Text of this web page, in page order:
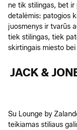
ne tik stilingas, bet
detalėmis: patogios
juosmenys ir tvarūs
tiek stilingas, tiek
skirtingais miesto
JACK &
Su Lounge by
teikiamas stiliaus